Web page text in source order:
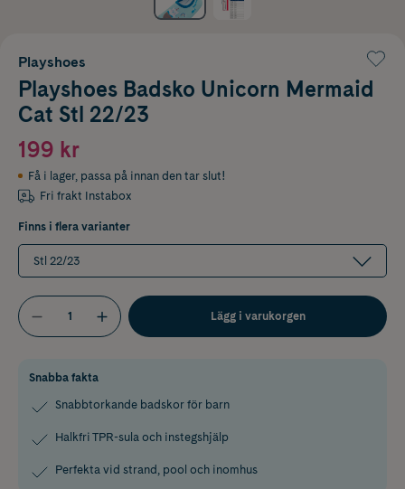
Playshoes
Playshoes Badsko Unicorn Mermaid
Cat Stl 22/23
199 kr
Få i lager, passa på innan den tar slut!
Fri frakt Instabox
Finns i flera varianter
Stl 22/23
Lägg i varukorgen
Snabba fakta
Snabbtorkande badskor för barn
Halkfri TPR-sula och instegshjälp
Perfekta vid strand, pool och inomhus